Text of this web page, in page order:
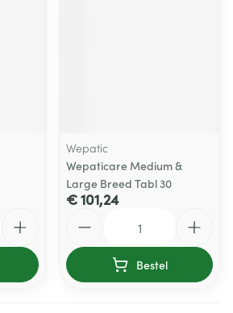
Wepatic
Wepaticare Medium &
Large Breed Tabl 30
€ 101,24
Bestel